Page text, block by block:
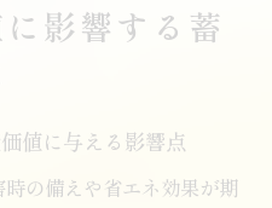
影響する蓄
値に与える影響点
の備えや省エネ効果が期